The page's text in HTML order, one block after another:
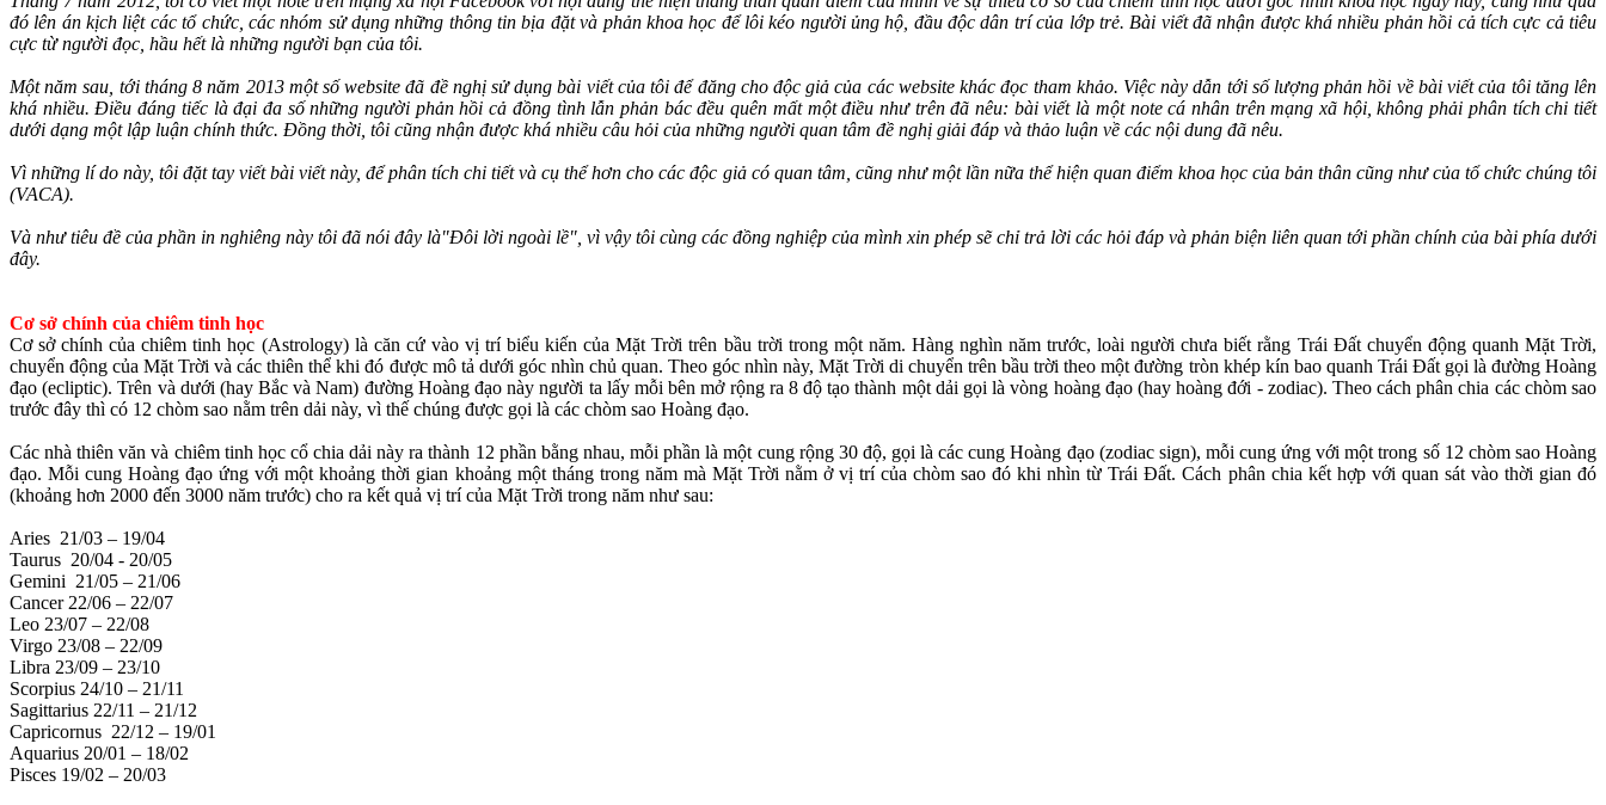
đó lên án kịch liệt các tổ chức, các nhóm sử dụng những thông tin bịa đặt và phản khoa học để lôi kéo người ủng hộ, đầu độc dân trí của lớp trẻ. Bài viết đã nhận được khá nhiều phản hồi cả tích cực cả tiêu
cực từ người đọc, hầu hết là những người bạn của tôi.
Một năm sau, tới tháng 8 năm 2013 một số website đã đề nghị sử dụng bài viết của tôi để đăng cho độc giả của các website khác đọc tham khảo. Việc này dẫn tới số lượng phản hồi về bài viết của tôi tăng lên
khá nhiều. Điều đáng tiếc là đại đa số những người phản hồi cả đồng tình lẫn phản bác đều quên mất một điều như trên đã nêu: bài viết là một note cá nhân trên mạng xã hội, không phải phân tích chi tiết
dưới dạng một lập luận chính thức. Đồng thời, tôi cũng nhận được khá nhiều câu hỏi của những người quan tâm đề nghị giải đáp và thảo luận về các nội dung đã nêu.
Vì những lí do này, tôi đặt tay viết bài viết này, để phân tích chi tiết và cụ thể hơn cho các độc giả có quan tâm, cũng như một lần nữa thể hiện quan điểm khoa học của bản thân cũng như của tổ chức chúng tôi
(VACA).
Và như tiêu đề của phần in nghiêng này tôi đã nói đây là"Đôi lời ngoài lề", vì vậy tôi cùng các đồng nghiệp của mình xin phép sẽ chỉ trả lời các hỏi đáp và phản biện liên quan tới phần chính của bài phía dưới
đây.
Cơ sở chính của chiêm tinh học
Cơ sở chính của chiêm tinh học (Astrology) là căn cứ vào vị trí biểu kiến của Mặt Trời trên bầu trời trong một năm. Hàng nghìn năm trước, loài người chưa biết rằng Trái Đất chuyển động quanh Mặt Trời,
chuyển động của Mặt Trời và các thiên thể khi đó được mô tả dưới góc nhìn chủ quan. Theo góc nhìn này, Mặt Trời di chuyển trên bầu trời theo một đường tròn khép kín bao quanh Trái Đất gọi là đường Hoàng
đạo (ecliptic). Trên và dưới (hay Bắc và Nam) đường Hoàng đạo này người ta lấy mỗi bên mở rộng ra 8 độ tạo thành một dải gọi là vòng hoàng đạo (hay hoàng đới - zodiac). Theo cách phân chia các chòm sao
trước đây thì có 12 chòm sao nằm trên dải này, vì thế chúng được gọi là các chòm sao Hoàng đạo.
Các nhà thiên văn và chiêm tinh học cổ chia dải này ra thành 12 phần bằng nhau, mỗi phần là một cung rộng 30 độ, gọi là các cung Hoàng đạo (zodiac sign), mỗi cung ứng với một trong số 12 chòm sao Hoàng
đạo. Mỗi cung Hoàng đạo ứng với một khoảng thời gian khoảng một tháng trong năm mà Mặt Trời nằm ở vị trí của chòm sao đó khi nhìn từ Trái Đất. Cách phân chia kết hợp với quan sát vào thời gian đó
(khoảng hơn 2000 đến 3000 năm trước) cho ra kết quả vị trí của Mặt Trời trong năm như sau:
Aries 21/03 – 19/04
Taurus 20/04 - 20/05
Gemini 21/05 – 21/06
Cancer 22/06 – 22/07
Leo 23/07 – 22/08
Virgo 23/08 – 22/09
Libra 23/09 – 23/10
Scorpius 24/10 – 21/11
Sagittarius 22/11 – 21/12
Capricornus 22/12 – 19/01
Aquarius 20/01 – 18/02
Pisces 19/02 – 20/03